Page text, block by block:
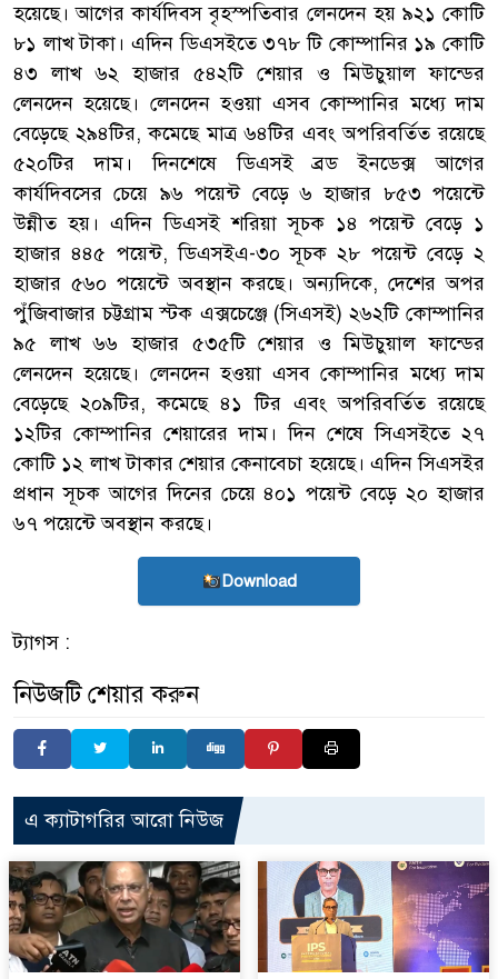
হয়েছে। আগের কার্যদিবস বৃহস্পতিবার লেনদেন হয় ৯২১ কোটি
৮১ লাখ টাকা। এদিন ডিএসইতে ৩৭৮ টি কোম্পানির ১৯ কোটি
৪৩ লাখ ৬২ হাজার ৫৪২টি শেয়ার ও মিউচুয়াল ফান্ডের
লেনদেন হয়েছে। লেনদেন হওয়া এসব কোম্পানির মধ্যে দাম
বেড়েছে ২৯৪টির, কমেছে মাত্র ৬৪টির এবং অপরিবর্তিত রয়েছে
৫২০টির দাম। দিনশেষে ডিএসই ব্রড ইনডেক্স আগের
কার্যদিবসের চেয়ে ৯৬ পয়েন্ট বেড়ে ৬ হাজার ৮৫৩ পয়েন্টে
উন্নীত হয়। এদিন ডিএসই শরিয়া সূচক ১৪ পয়েন্ট বেড়ে ১
হাজার ৪৪৫ পয়েন্ট, ডিএসইএ-৩০ সূচক ২৮ পয়েন্ট বেড়ে ২
হাজার ৫৬০ পয়েন্টে অবস্থান করছে। অন্যদিকে, দেশের অপর
পুঁজিবাজার চট্টগ্রাম স্টক এক্সচেঞ্জে (সিএসই) ২৬২টি কোম্পানির
৯৫ লাখ ৬৬ হাজার ৫৩৫টি শেয়ার ও মিউচুয়াল ফান্ডের
লেনদেন হয়েছে। লেনদেন হওয়া এসব কোম্পানির মধ্যে দাম
বেড়েছে ২০৯টির, কমেছে ৪১ টির এবং অপরিবর্তিত রয়েছে
১২টির কোম্পানির শেয়ারের দাম। দিন শেষে সিএসইতে ২৭
কোটি ১২ লাখ টাকার শেয়ার কেনাবেচা হয়েছে। এদিন সিএসইর
প্রধান সূচক আগের দিনের চেয়ে ৪০১ পয়েন্ট বেড়ে ২০ হাজার
৬৭ পয়েন্টে অবস্থান করছে।
Download
ট্যাগস :
নিউজটি শেয়ার করুন
এ ক্যাটাগরির আরো নিউজ